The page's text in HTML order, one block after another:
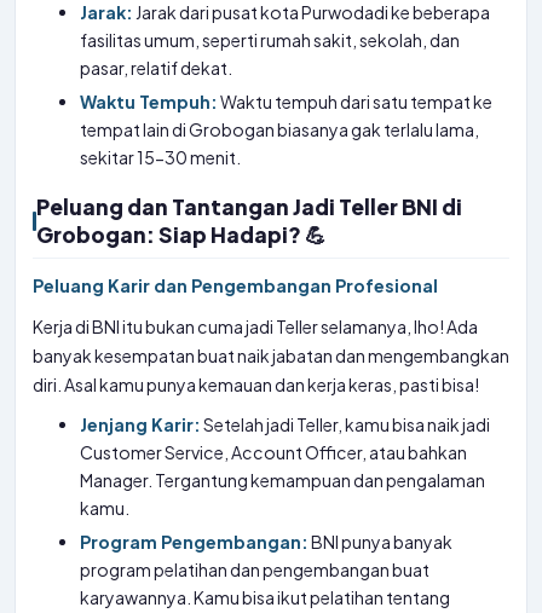
Jarak: Jarak dari pusat kota Purwodadi ke beberapa
fasilitas umum, seperti rumah sakit, sekolah, dan
pasar, relatif dekat.
Waktu Tempuh: Waktu tempuh dari satu tempat ke
tempat lain di Grobogan biasanya gak terlalu lama,
sekitar 15-30 menit.
Peluang dan Tantangan Jadi Teller BNI di
Grobogan: Siap Hadapi? 💪
Peluang Karir dan Pengembangan Profesional
Kerja di BNI itu bukan cuma jadi Teller selamanya, lho! Ada
banyak kesempatan buat naik jabatan dan mengembangkan
diri. Asal kamu punya kemauan dan kerja keras, pasti bisa!
Jenjang Karir: Setelah jadi Teller, kamu bisa naik jadi
Customer Service, Account Officer, atau bahkan
Manager. Tergantung kemampuan dan pengalaman
kamu.
Program Pengembangan: BNI punya banyak
program pelatihan dan pengembangan buat
karyawannya. Kamu bisa ikut pelatihan tentang